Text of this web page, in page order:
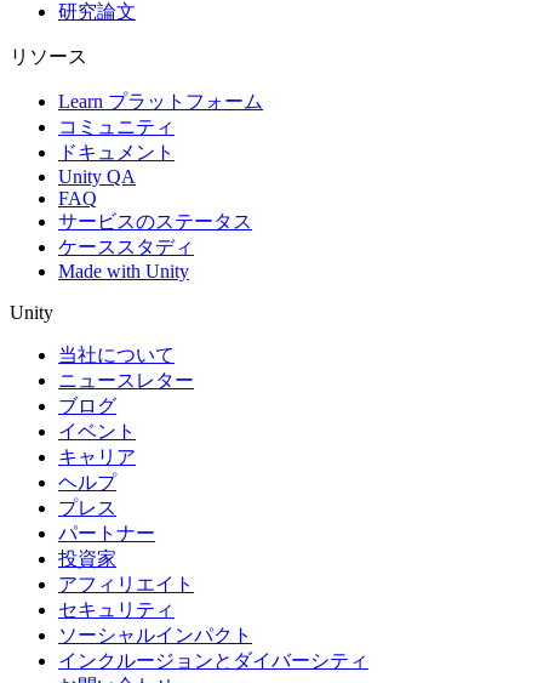
研究論文
リソース
Learn プラットフォーム
コミュニティ
ドキュメント
Unity QA
FAQ
サービスのステータス
ケーススタディ
Made with Unity
Unity
当社について
ニュースレター
ブログ
イベント
キャリア
ヘルプ
プレス
パートナー
投資家
アフィリエイト
セキュリティ
ソーシャルインパクト
インクルージョンとダイバーシティ